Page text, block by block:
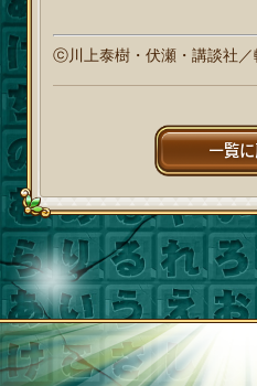
ⓒ川上泰樹・伏瀬・講談社／
一覧